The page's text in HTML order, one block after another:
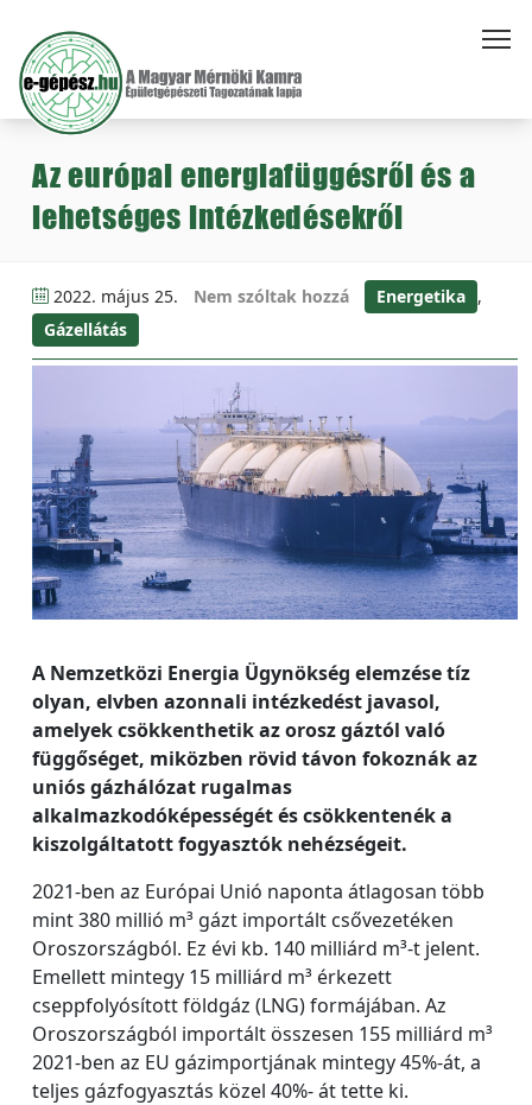
Az európai energiafüggésről és a
lehetséges intézkedésekről
2022. május 25. Nem szóltak hozzá Energetika ,
Gázellátás
A Nemzetközi Energia Ügynökség elemzése tíz
olyan, elvben azonnali intézkedést javasol,
amelyek csökkenthetik az orosz gáztól való
függőséget, miközben rövid távon fokoznák az
uniós gázhálózat rugalmas
alkalmazkodóképességét és csökkentenék a
kiszolgáltatott fogyasztók nehézségeit.
2021-ben az Európai Unió naponta átlagosan több
mint 380 millió m³ gázt importált csővezetéken
Oroszországból. Ez évi kb. 140 milliárd m³-t jelent.
Emellett mintegy 15 milliárd m³ érkezett
cseppfolyósított földgáz (LNG) formájában. Az
Oroszországból importált összesen 155 milliárd m³
2021-ben az EU gázimportjának mintegy 45%-át, a
teljes gázfogyasztás közel 40%- át tette ki.